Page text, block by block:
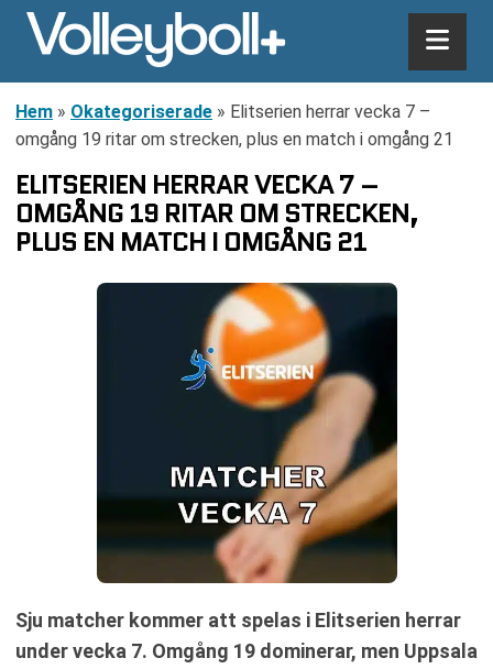
Hem » Okategoriserade » Elitserien herrar vecka 7 –
omgång 19 ritar om strecken, plus en match i omgång 21
ELITSERIEN HERRAR VECKA 7 –
OMGÅNG 19 RITAR OM STRECKEN,
PLUS EN MATCH I OMGÅNG 21
Sju matcher kommer att spelas i Elitserien herrar
under vecka 7. Omgång 19 dominerar, men Uppsala